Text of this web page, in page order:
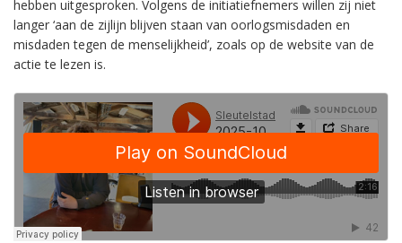
hebben uitgesproken. Volgens de initiatiefnemers willen zij niet
langer ‘aan de zijlijn blijven staan van oorlogsmisdaden en
misdaden tegen de menselijkheid’, zoals op de website van de
actie te lezen is.